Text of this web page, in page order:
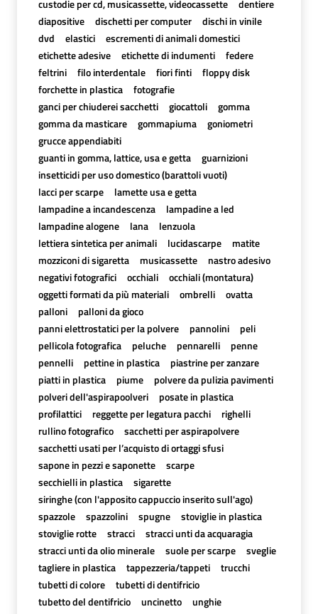
custodie per cd, musicassette, videocassette
dentiere
diapositive
dischetti per computer
dischi in vinile
dvd
elastici
escrementi di animali domestici
etichette adesive
etichette di indumenti
federe
feltrini
filo interdentale fiori finti
floppy disk
forchette in plastica
fotografie
ganci per chiuderei sacchetti
giocattoli
gomma
gomma da masticare
gommapiuma
goniometri
grucce appendiabiti
guanti in gomma, lattice, usa e getta
guarnizioni
insetticidi per uso domestico (barattoli vuoti)
lacci per scarpe
lamette usa e getta
lampadine a incandescenza
lampadine a led
lampadine alogene
lana
lenzuola
lettiera sintetica per animali
lucidascarpe
matite
mozziconi di sigaretta
musicassette
nastro adesivo
negativi fotografici
occhiali
occhiali (montatura)
oggetti formati da più materiali
ombrelli
ovatta
palloni
palloni da gioco
panni elettrostatici per la polvere
pannolini
peli
pellicola fotografica
peluche pennarelli
penne
pennelli
pettine in plastica
piastrine per zanzare
piatti in plastica
piume
polvere da pulizia pavimenti
polveri dell'aspirapoolveri
posate in plastica
profilattici
reggette per legatura pacchi
righelli
rullino fotografico
sacchetti per aspirapolvere
sacchetti usati per l’acquisto di ortaggi sfusi
sapone in pezzi e saponette
scarpe
secchielli in plastica
sigarette
siringhe (con l'apposito cappuccio inserito sull'ago)
spazzole
spazzolini spugne
stoviglie in plastica
stoviglie rotte
stracci
stracci unti da acquaragia
stracci unti da olio minerale
suole per scarpe
sveglie
tagliere in plastica
tappezzeria/tappeti
trucchi
tubetti di colore
tubetti di dentifricio
tubetto del dentifricio
uncinetto
unghie